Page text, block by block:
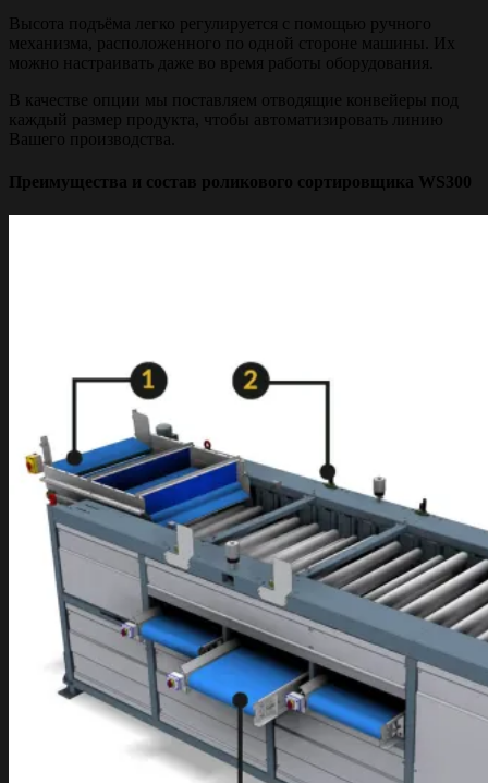
Высота подъёма легко регулируется с помощью ручного
механизма, расположенного по одной стороне машины. Их
можно настраивать даже во время работы оборудования.
В качестве опции мы поставляем отводящие конвейеры под
каждый размер продукта, чтобы автоматизировать линию
Вашего производства.
Преимущества и состав роликового сортировщика WS300